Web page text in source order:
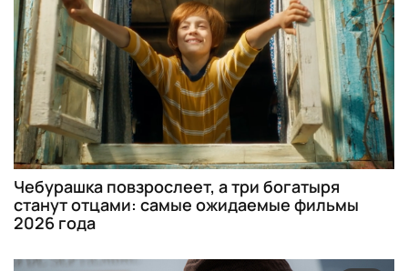
Чебурашка повзрослеет, а три богатыря
станут отцами: самые ожидаемые фильмы
2026 года